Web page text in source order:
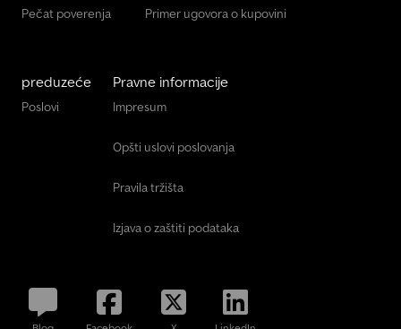
Pečat poverenja Primer ugovora o kupovini
preduzeće
Poslovi
Pravne informacije
Impresum
Opšti uslovi poslovanja
Pravila tržišta
Izjava o zaštiti podataka